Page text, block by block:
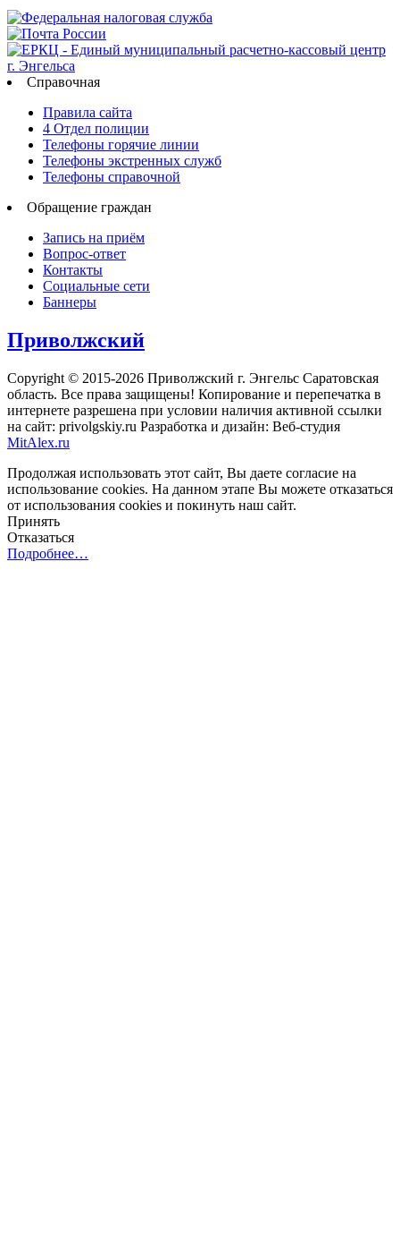
Справочная
Правила сайта
4 Отдел полиции
Телефоны горячие линии
Телефоны экстренных служб
Телефоны справочной
Обращение граждан
Запись на приём
Вопрос-ответ
Контакты
Социальные сети
Баннеры
Приволжский
Copyright © 2015-2026 Приволжский г. Энгельс Саратовская
область. Все права защищены! Копирование и перепечатка в
интернете разрешена при условии наличия активной ссылки
на сайт: privolgskiy.ru Разработка и дизайн: Веб-студия
MitAlex.ru
Продолжая использовать этот сайт, Вы даете согласие на
использование cookies. На данном этапе Вы можете отказаться
от использования cookies и покинуть наш сайт.
Принять
Отказаться
Подробнее…